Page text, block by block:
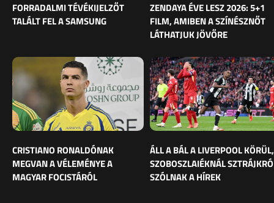
FORRADALMI TÉVÉKIJELZŐT
TALÁLT FEL A SAMSUNG
ZENDAYA ÉVE LESZ 2026: 5+1
FILM, AMIBEN A SZÍNÉSZNŐT
LÁTHATJUK JÖVŐRE
CRISTIANO RONALDÓNAK
MEGVAN A VÉLEMÉNYE A
MAGYAR FOCISTÁRÓL
ÁLL A BÁL A LIVERPOOL KÖRÜL,
SZOBOSZLAIÉKNÁL
SZÓLNAK A HÍREK